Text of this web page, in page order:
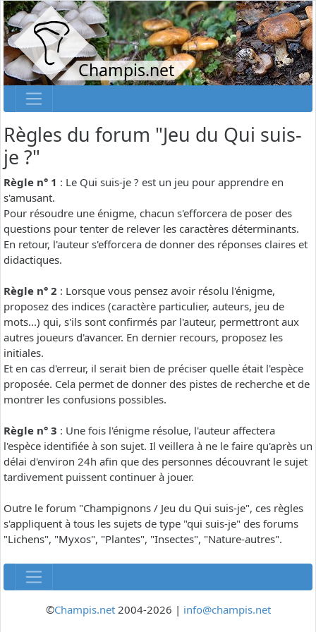
Champis.net
Règles du forum "Jeu du Qui suis-
je ?"
Règle n° 1 : Le Qui suis-je ? est un jeu pour apprendre en
s'amusant.
Pour résoudre une énigme, chacun s'efforcera de poser des
questions pour tenter de relever les caractères déterminants.
En retour, l'auteur s'efforcera de donner des réponses claires et
didactiques.
Règle n° 2 : Lorsque vous pensez avoir résolu l'énigme,
proposez des indices (caractère particulier, auteurs, jeu de
mots...) qui, s'ils sont confirmés par l'auteur, permettront aux
autres joueurs d'avancer. En dernier recours, proposez les
initiales.
Et en cas d'erreur, il serait bien de préciser quelle était l'espèce
proposée. Cela permet de donner des pistes de recherche et de
montrer les confusions possibles.
Règle n° 3 : Une fois l'énigme résolue, l'auteur affectera
l'espèce identifiée à son sujet. Il veillera à ne le faire qu'après un
délai d'environ 24h afin que des personnes découvrant le sujet
tardivement puissent continuer à jouer.
Outre le forum "Champignons / Jeu du Qui suis-je", ces règles
s'appliquent à tous les sujets de type "qui suis-je" des forums
"Lichens", "Myxos", "Plantes", "Insectes", "Nature-autres".
©Champis.net2004-2026 | info@champis.net